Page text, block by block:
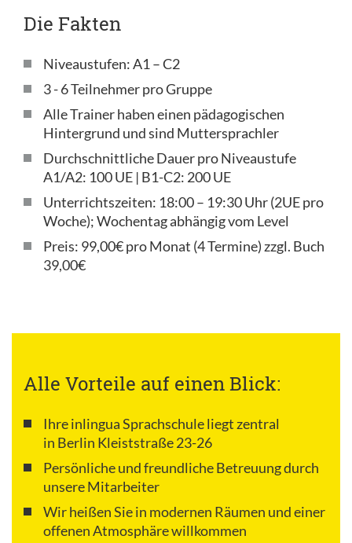
Die Fakten
Niveaustufen: A1 – C2
3 - 6 Teilnehmer pro Gruppe
Alle Trainer haben einen pädagogischen
Hintergrund und sind Muttersprachler
Durchschnittliche Dauer pro Niveaustufe
A1/A2: 100 UE | B1-C2: 200 UE
Unterrichtszeiten: 18:00 – 19:30 Uhr (2UE pro
Woche); Wochentag abhängig vom Level
Preis: 99,00€ pro Monat (4 Termine) zzgl. Buch
39,00€
Alle Vorteile auf einen Blick:
Ihre inlingua Sprachschule liegt zentral
in Berlin Kleiststraße 23-26
Persönliche und freundliche Betreuung durch
unsere Mitarbeiter
Wir heißen Sie in modernen Räumen und einer
offenen Atmosphäre willkommen